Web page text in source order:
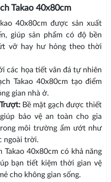
Takao 40x80cm
40x80cm được sản xuất
giúp sản phẩm có độ bền
vỡ hay hư hỏng theo thời
các họa tiết vân đá tự nhiên
Takao 40x80cm tạo điểm
gian nhà ở.
Bề mặt gạch được thiết
bảo vệ an toàn cho gia
môi trường ẩm ướt như
ngoài trời.
Takao 40x80cm có khả năng
bạn tiết kiệm thời gian vệ
cho không gian sống.